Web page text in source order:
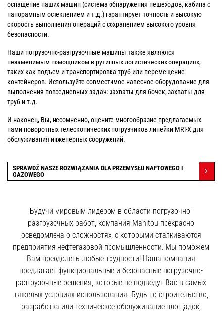
оснащение наших машин (система обнаружения пешеходов, кабина с
панорамным остеклением и т.д.) гарантирует точность и высокую
скорость выполнения операций с сохранением высокого уровня
безопасности.
Наши погрузочно-разгрузочные машины также являются
незаменимым помощником в рутинных логистических операциях,
таких как подъем и транспортировка труб или перемещение
контейнеров. Используйте совместимое навесное оборудование для
выполнения повседневных задач: захваты для бочек, захваты для
труб и т.д.
И наконец, Вы, несомненно, оцените многообразие предлагаемых
нами поворотных телескопических погрузчиков линейки MRT-X для
обслуживания инженерных сооружений.
SPRAWDŹ NASZE ROZWIĄZANIA DLA PRZEMYSŁU NAFTOWEGO I
GAZOWEGO
Будучи мировым лидером в области погрузочно-
разгрузочных работ, компания Manitou прекрасно
осведомлена о сложностях, с которыми сталкиваются
предприятия нефтегазовой промышленности. Мы поможем
Вам преодолеть любые трудности! Наша компания
предлагает функциональные и безопасные погрузочно-
разгрузочные решения, которые не подведут Вас в самых
тяжелых условиях использования. Будь то строительство,
разработка или техническое обслуживание площадок,